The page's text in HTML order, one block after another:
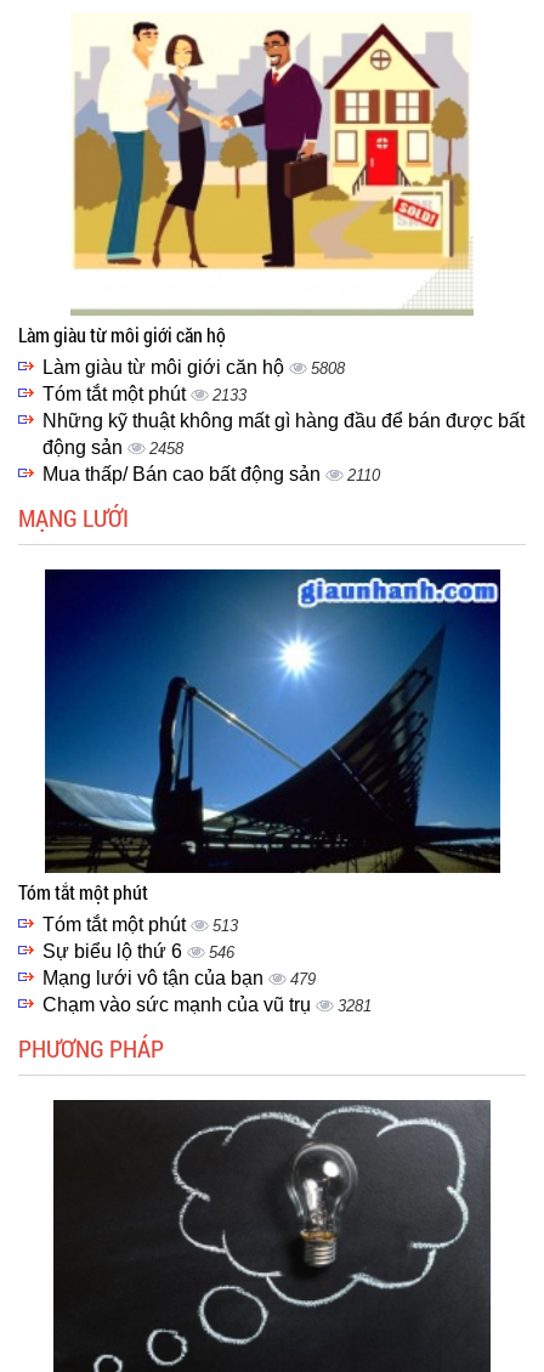
Làm giàu từ môi giới căn hộ
Làm giàu từ môi giới căn hộ 5808
Tóm tắt một phút 2133
Những kỹ thuật không mất gì hàng đầu để bán được bất
động sản
2458
Mua thấp/ Bán cao bất động sản 2110
MẠNG LƯỚI
Tóm tắt một phút
Tóm tắt một phút 513
Sự biểu lộ thứ 6 546
Mạng lưới vô tận của bạn 479
Chạm vào sức mạnh của vũ trụ 3281
PHƯƠNG PHÁP